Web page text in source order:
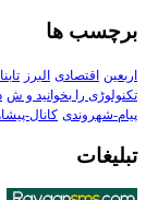
برچسب ها
اربعین اقتصادی البرز
تکنولوڑی را بخوانید و ش
پیام-شهروندی کانال-
تبلیغات